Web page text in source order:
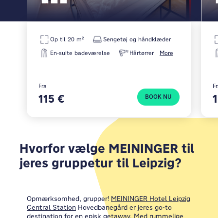
More
Op til 20 m²
Sengetøj og håndklæder
En-suite badeværelse
Hårtørrer
Fra
115 € BOOK NU
Hvorfor vælge MEININGER til
jeres gruppetur til Leipzig?
Opmærksomhed, grupper! MEININGER Hotel Leipzig
Central Station Hovedbanegård er jeres go-to
destination for en episk getaway. Med rummelige